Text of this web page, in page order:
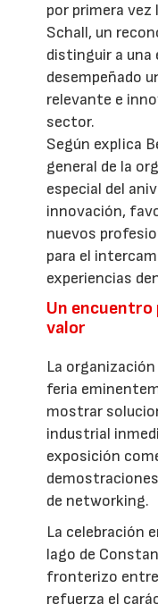
por primera vez
Schall, un
distinguir a una
desempeñado
relevante e
sector.
Según explica
general de la
especial del
innovación,
nuevos
para el
experiencias
Un encuentro
valor
La
feria
mostrar
industrial
exposición
de networking.
La celebración
lago de
fronterizo entre
refuerza el